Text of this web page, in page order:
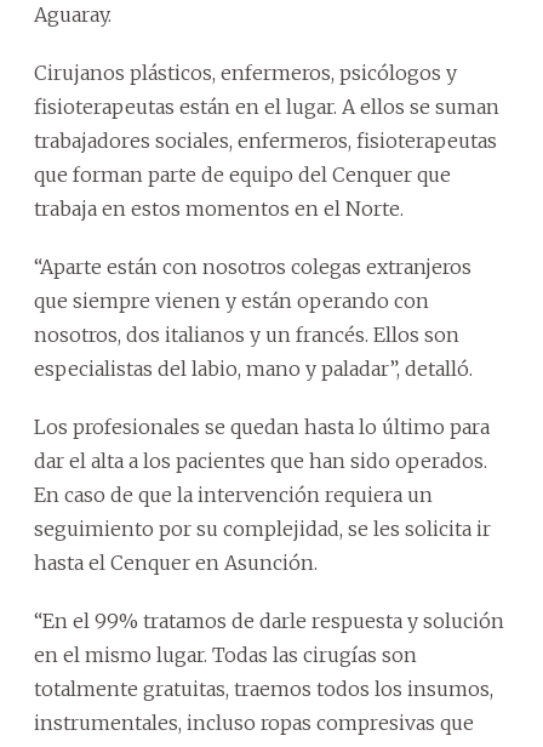
Aguaray.
Cirujanos plásticos, enfermeros, psicólogos y
fisioterapeutas están en el lugar. A ellos se suman
trabajadores sociales, enfermeros, fisioterapeutas
que forman parte de equipo del Cenquer que
trabaja en estos momentos en el Norte.
“Aparte están con nosotros colegas extranjeros
que siempre vienen y están operando con
nosotros, dos italianos y un francés. Ellos son
especialistas del labio, mano y paladar”, detalló.
Los profesionales se quedan hasta lo último para
dar el alta a los pacientes que han sido operados.
En caso de que la intervención requiera un
seguimiento por su complejidad, se les solicita ir
hasta el Cenquer en Asunción.
“En el 99% tratamos de darle respuesta y solución
en el mismo lugar. Todas las cirugías son
totalmente gratuitas, traemos todos los insumos,
instrumentales, incluso ropas compresivas que